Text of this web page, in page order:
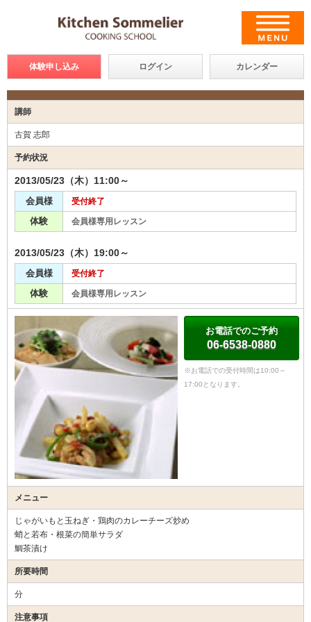
体験申し込み ログイン カレンダー
講師
古賀 志郎
予約状況
2013/05/23（木）11:00～
会員様 受付終了
体験 会員様専用レッスン
2013/05/23（木）19:00～
会員様 受付終了
体験 会員様専用レッスン
お電話でのご予約
06-6538-0880
※お電話での受付時間は10:00～
17:00となります。
メニュー
じゃがいもと玉ねぎ・鶏肉のカレーチーズ炒め
蛸と若布・根菜の簡単サラダ
鯛茶漬け
所要時間
分
注意事項